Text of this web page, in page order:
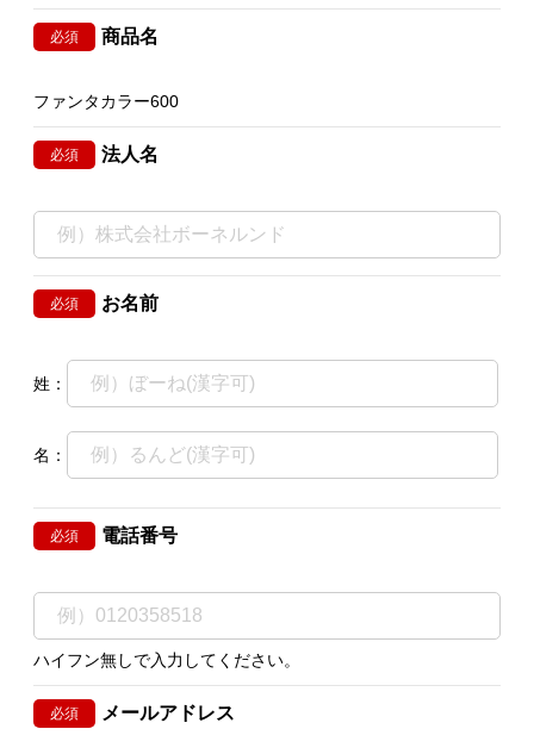
必須 商品名
ファンタカラー600
必須 法人名
必須 お名前
姓：
名：
必須 電話番号
ハイフン無しで入力してください。
必須 メールアドレス